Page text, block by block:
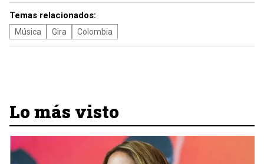
Temas relacionados:
Música Gira Colombia
Lo más visto